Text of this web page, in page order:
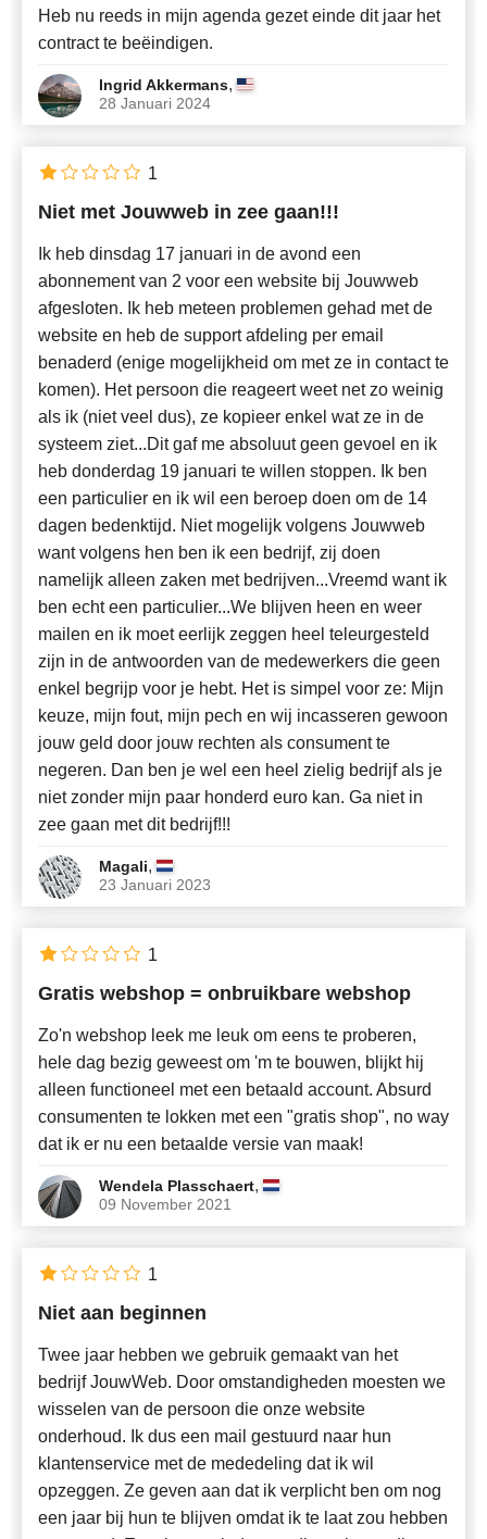
Heb nu reeds in mijn agenda gezet einde dit jaar het
contract te beëindigen.
Ingrid Akkermans,
28 Januari 2024
Niet met Jouwweb in zee gaan!!!
Ik heb dinsdag 17 januari in de avond een
abonnement van 2 voor een website bij Jouwweb
afgesloten. Ik heb meteen problemen gehad met de
website en heb de support afdeling per email
benaderd (enige mogelijkheid om met ze in contact te
komen). Het persoon die reageert weet net zo weinig
als ik (niet veel dus), ze kopieer enkel wat ze in de
systeem ziet...Dit gaf me absoluut geen gevoel en ik
heb donderdag 19 januari te willen stoppen. Ik ben
een particulier en ik wil een beroep doen om de 14
dagen bedenktijd. Niet mogelijk volgens Jouwweb
want volgens hen ben ik een bedrijf, zij doen
namelijk alleen zaken met bedrijven...Vreemd want ik
ben echt een particulier...We blijven heen en weer
mailen en ik moet eerlijk zeggen heel teleurgesteld
zijn in de antwoorden van de medewerkers die geen
enkel begrijp voor je hebt. Het is simpel voor ze: Mijn
keuze, mijn fout, mijn pech en wij incasseren gewoon
jouw geld door jouw rechten als consument te
negeren. Dan ben je wel een heel zielig bedrijf als je
niet zonder mijn paar honderd euro kan. Ga niet in
zee gaan met dit bedrijf!!!
Magali,
23 Januari 2023
1
Gratis webshop = onbruikbare webshop
Zo'n webshop leek me leuk om eens te proberen,
hele dag bezig geweest om 'm te bouwen, blijkt hij
alleen functioneel met een betaald account. Absurd
consumenten te lokken met een "gratis shop", no way
dat ik er nu een betaalde versie van maak!
Wendela Plasschaert,
09 November 2021
1
Niet aan beginnen
Twee jaar hebben we gebruik gemaakt van het
bedrijf JouwWeb. Door omstandigheden moesten we
wisselen van de persoon die onze website
onderhoud. Ik dus een mail gestuurd naar hun
klantenservice met de mededeling dat ik wil
opzeggen. Ze geven aan dat ik verplicht ben om nog
een jaar bij hun te blijven omdat ik te laat zou hebben
1